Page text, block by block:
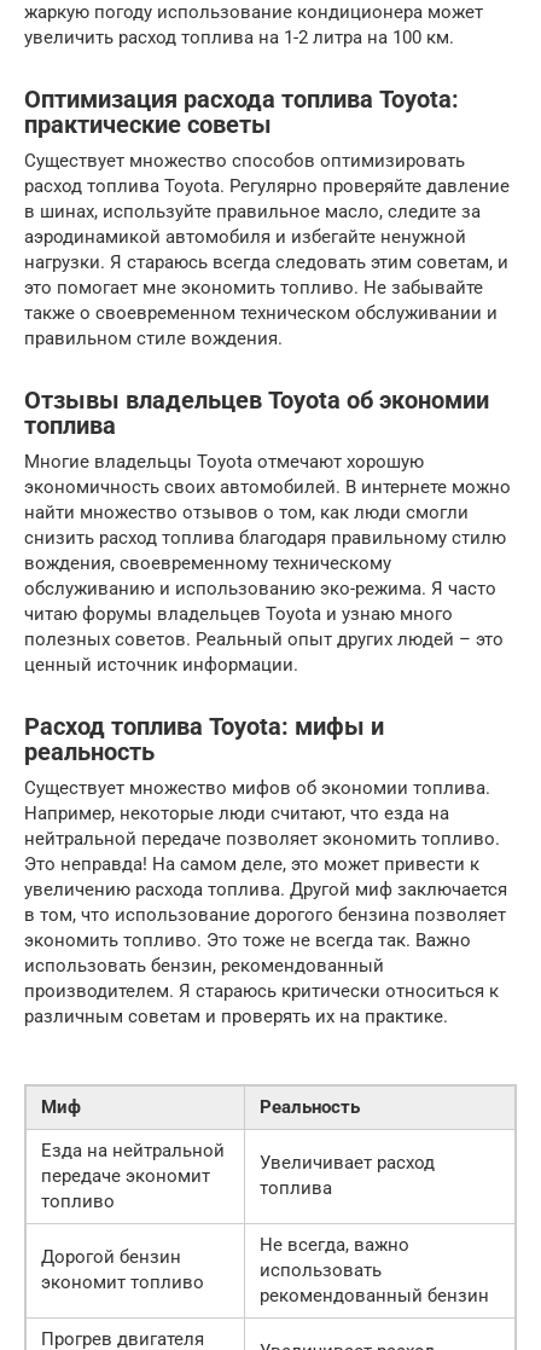
жаркую погоду использование кондиционера может
увеличить расход топлива на 1-2 литра на 100 км.
Оптимизация расхода топлива Toyota:
практические советы
Существует множество способов оптимизировать
расход топлива Toyota. Регулярно проверяйте давление
в шинах, используйте правильное масло, следите за
аэродинамикой автомобиля и избегайте ненужной
нагрузки. Я стараюсь всегда следовать этим советам, и
это помогает мне экономить топливо. Не забывайте
также о своевременном техническом обслуживании и
правильном стиле вождения.
Отзывы владельцев Toyota об экономии
топлива
Многие владельцы Toyota отмечают хорошую
экономичность своих автомобилей. В интернете можно
найти множество отзывов о том, как люди смогли
снизить расход топлива благодаря правильному стилю
вождения, своевременному техническому
обслуживанию и использованию эко-режима. Я часто
читаю форумы владельцев Toyota и узнаю много
полезных советов. Реальный опыт других людей – это
ценный источник информации.
Расход топлива Toyota: мифы и
реальность
Существует множество мифов об экономии топлива.
Например, некоторые люди считают, что езда на
нейтральной передаче позволяет экономить топливо.
Это неправда! На самом деле, это может привести к
увеличению расхода топлива. Другой миф заключается
в том, что использование дорогого бензина позволяет
экономить топливо. Это тоже не всегда так. Важно
использовать бензин, рекомендованный
производителем. Я стараюсь критически относиться к
различным советам и проверять их на практике.
Миф
Реальность
Езда на нейтральной
передаче экономит
топливо
Увеличивает расход
топлива
Дорогой бензин
экономит топливо
Не всегда, важно
использовать
рекомендованный бензин
Прогрев двигателя